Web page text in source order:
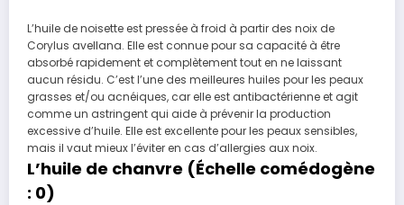
L’huile de noisette est pressée à froid à partir des noix de
Corylus avellana. Elle est connue pour sa capacité à être
absorbé rapidement et complètement tout en ne laissant
aucun résidu. C’est l’une des meilleures huiles pour les peaux
grasses et/ou acnéiques, car elle est antibactérienne et agit
comme un astringent qui aide à prévenir la production
excessive d’huile. Elle est excellente pour les peaux sensibles,
mais il vaut mieux l’éviter en cas d’allergies aux noix.
L’huile de chanvre (Échelle comédogène
: 0)